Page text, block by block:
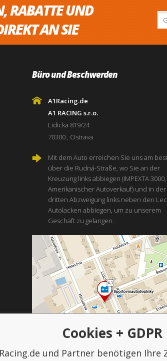
RABATTE UND
AN SIE
Büro und Beschwerden
A1Racing.de
A1 RACING s.r.o.
Lidicka 819/24
70300 , Ostrava
Mit dem Auto erreichen Sie uns am
über die Rudná-Straße, wo Sie an der
Kreuzung links abbiegen (IMPEXTA 3000,
Amerikanischer Autoverkauf) und in der
dritten Abzweigung links neben den
Autolacken abbiegen, um zu unserem
Geschäft zu gelangen.
Cookies + GDPR
und Partner benötigen Ihre